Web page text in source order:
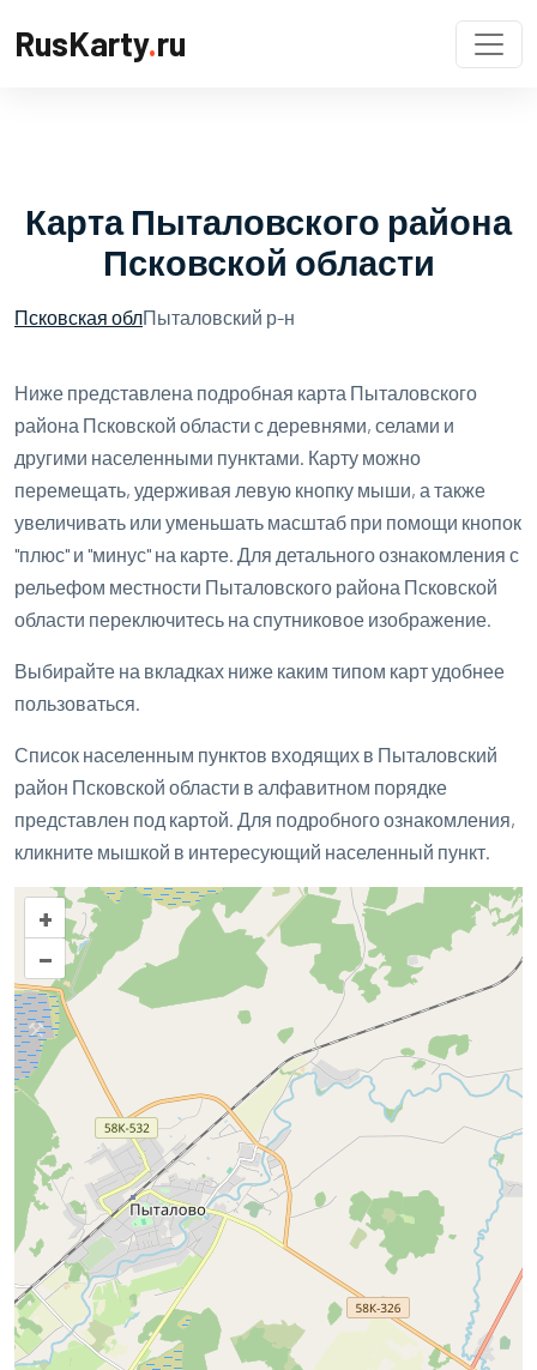
RusKarty.ru
Карта Пыталовского района
Псковской области
Псковская облПыталовский р-н
Ниже представлена подробная карта Пыталовского
района Псковской области с деревнями, селами и
другими населенными пунктами. Карту можно
перемещать, удерживая левую кнопку мыши, а также
увеличивать или уменьшать масштаб при помощи кнопок
"плюс" и "минус" на карте. Для детального ознакомления с
рельефом местности Пыталовского района Псковской
области переключитесь на спутниковое изображение.
Выбирайте на вкладках ниже каким типом карт удобнее
пользоваться.
Список населенным пунктов входящих в Пыталовский
район Псковской области в алфавитном порядке
представлен под картой. Для подробного ознакомления,
кликните мышкой в интересующий населенный пункт.
+
–